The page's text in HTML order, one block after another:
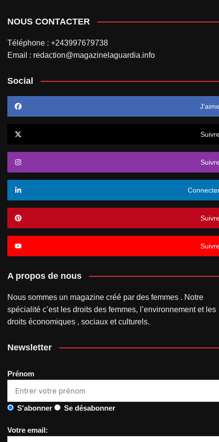
NOUS CONTACTER
Téléphone : +243997679738
Email : redaction@magazinelaguardia.info
Social
A propos de nous
Nous sommes un magazine créé par des femmes . Notre
spécialité c’est les droits des femmes, l’environnement et les
droits économiques , sociaux et culturels.
Newsletter
Prénom
S'abonner Se désabonner
Votre email: